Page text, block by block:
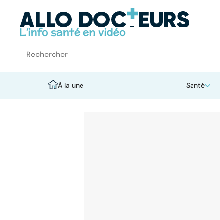
À la une Santé